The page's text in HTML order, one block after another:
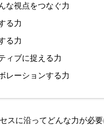
な視点をつなぐ力
る力
る力
ィブに捉える力
レーションする力
スに沿ってどんな力が必